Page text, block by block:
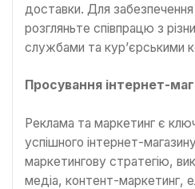
доставки. Для забезпечення
розгляньте співпрацю з
службами та кур’єрськими
Просування інтернет-
Реклама та маркетинг є
успішного інтернет-
маркетингову стратегію,
медіа, контент-маркетинг,